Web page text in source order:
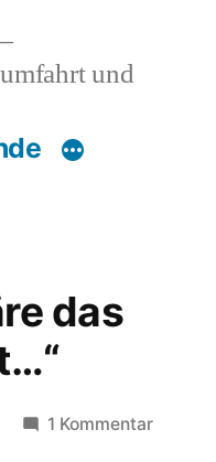
und
das
1 Kommentarzu